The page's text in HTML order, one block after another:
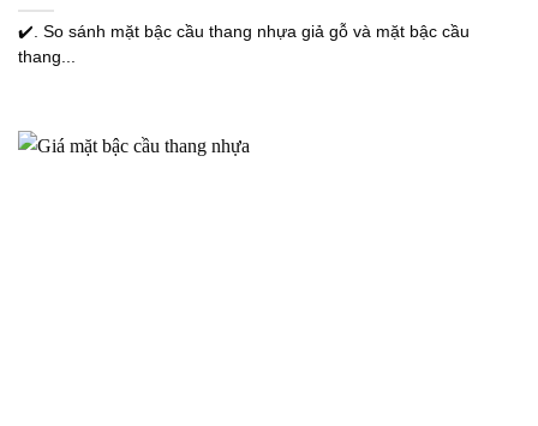
✔️. So sánh mặt bậc cầu thang nhựa giả gỗ và mặt bậc cầu
thang...